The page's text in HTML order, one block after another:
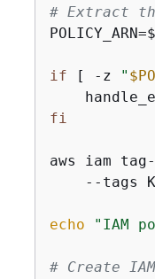
# Extract
if [ -z "
fi
aws iam
--tags
echo "IAM
# Create